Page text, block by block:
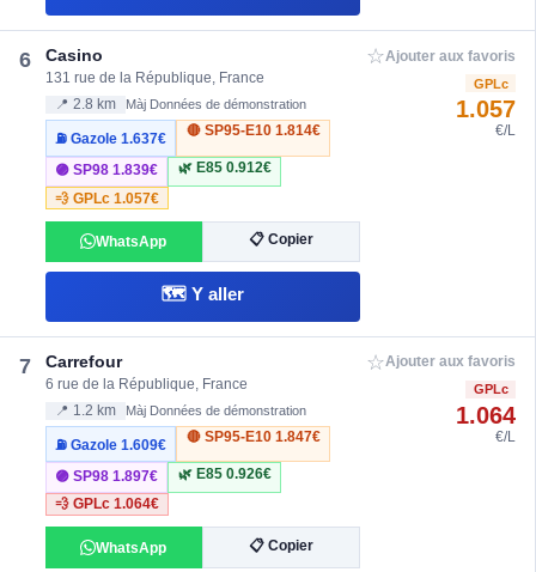
6 Casino
131 rue de la République, France
📍 2.8 km Màj Données de démonstration
⛽ Gazole1.637€
🔴 SP95-E10 1.814€
🟣 SP981.839€ 🌿 E85 0.912€
💨 GPLc1.057€
WhatsApp 📋 Copier
🗺️ Y aller
☆Ajouter aux favoris
GPLc
1.057
€/L
7 Carrefour
6 rue de la République, France
📍 1.2 km Màj Données de démonstration
⛽ Gazole1.609€
🔴 SP95-E10 1.847€
🟣 SP981.897€ 🌿 E85 0.926€
💨 GPLc1.064€
WhatsApp 📋 Copier
☆Ajouter aux favoris
GPLc
1.064
€/L